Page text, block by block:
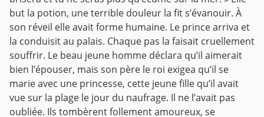
but la potion, une terrible douleur la fit s’évanouir. À
son réveil elle avait forme humaine. Le prince arriva et
la conduisit au palais. Chaque pas la faisait cruellement
souffrir. Le beau jeune homme déclara qu’il aimerait
bien l’épouser, mais son père le roi exigea qu’il se
marie avec une princesse, cette jeune fille qu’il avait
vue sur la plage le jour du naufrage. Il ne l’avait pas
oubliée. Ils tombèrent follement amoureux, se